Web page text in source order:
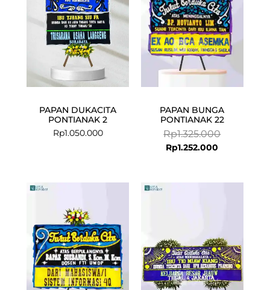
PAPAN DUKACITA
PONTIANAK 2
Rp1.050.000
PAPAN BUNGA
PONTIANAK 22
Rp1.325.000
Rp1.252.000
was:
Rp745.000.
Current